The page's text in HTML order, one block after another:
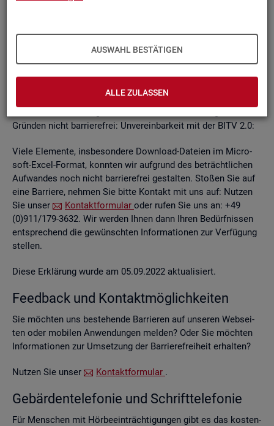
AUSWAHL BESTÄTIGEN
ALLE ZULASSEN
kon­ti­nu­ier­lich durch­ge­führt wer­den.
Die Web­sei­ten sind mit den ge­nann­ten An­for­de­run­gen teil­
Grün­den nicht bar­rie­re­frei: Un­ver­ein­bar­keit mit der BITV 2.0:
Viele Ele­men­te, ins­be­son­de­re Down­load-Da­tei­en im Mi­cro­
soft-Excel-For­mat, konn­ten wir auf­grund des be­trächt­li­chen
Auf­wan­des noch nicht bar­rie­re­frei ge­stal­ten. Sto­ßen Sie auf
eine Bar­rie­re, neh­men Sie bitte Kon­takt mit uns auf: Nut­zen
Sie unser
Kon­takt­for­mu­lar oder rufen Sie uns an: +49
(0)911/179-3632. Wir wer­den Ihnen dann Ihren Be­dürf­nis­sen
ent­spre­chend die ge­wünsch­ten In­for­ma­tio­nen zur Ver­fü­gung
stel­len.
Diese Er­klä­rung wurde am 05.09.2022 ak­tua­li­siert.
Feed­back und Kon­takt­mög­lich­kei­ten
Sie möch­ten uns be­stehen­de Bar­rie­ren auf un­se­ren Web­sei­
ten oder mo­bi­len An­wen­dun­gen mel­den? Oder Sie möch­ten
In­for­ma­tio­nen zur Um­set­zung der Bar­rie­re­frei­heit er­hal­ten?
Nut­zen Sie unser Kon­takt­for­mu­lar .
Ge­bär­den­te­le­fo­nie und Schrift­te­le­fo­nie
Für Men­schen mit Hör­be­ein­träch­ti­gun­gen gibt es das kos­ten­